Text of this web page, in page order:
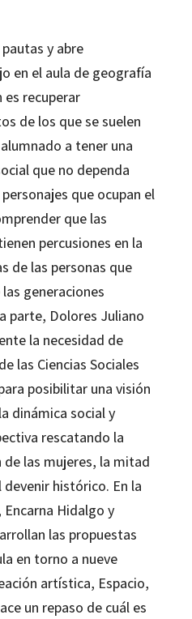
y abre
en el aula de geografía
es recuperar
de los que se suelen
a tener una
que no dependa
que ocupan el
que las
percusiones en la
de las personas que
generaciones
parte, Dolores Juliano
la necesidad de
las Ciencias Sociales
posibilitar una visión
dinámica social y
rescatando la
las mujeres, la mitad
histórico. En la
Encarna Hidalgo y
las propuestas
en torno a nueve
artística, Espacio,
un repaso de cuál es